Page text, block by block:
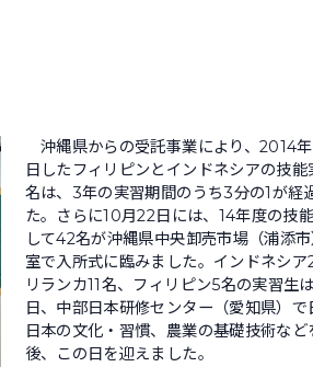
沖縄県からの受託事業により、2014
日したフィリピンとインドネシアの技
名は、3年の実習期間のうち3分の1が経
た。さらに10月22日には、14年度の技
して42名が沖縄県中央卸売市場（浦添
室で入所式に臨みました。インドネシ
リランカ11名、フィリピン5名の実習生
日、中部日本研修センター（愛知県）で
日本の文化・習慣、農業の基礎技術など
後、この日を迎えました。